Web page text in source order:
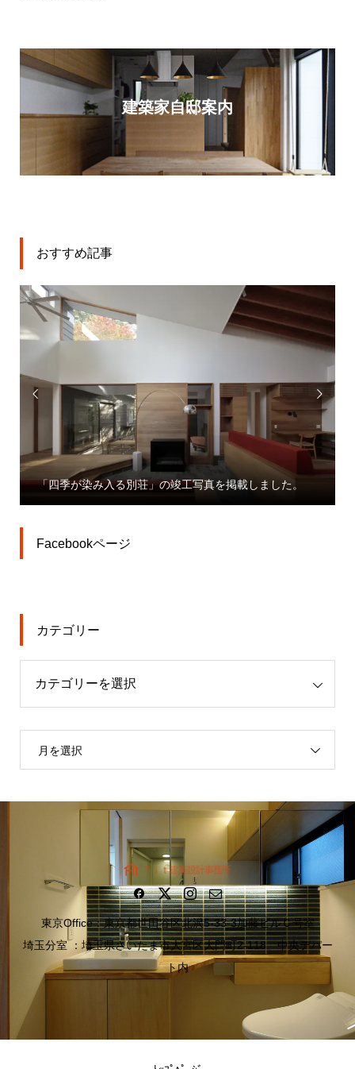
建築家自邸案内
おすすめ記事

「四季が染み入る別荘」の竣工写真を掲載しました。

Facebookページ
カテゴリー
月を選択
東京Office：東京都世田谷区北沢5-33-3加藤ビルＣ号室
埼玉分室 ：埼玉県さいたま市大宮区大門町2-118 中央デパー
ト内